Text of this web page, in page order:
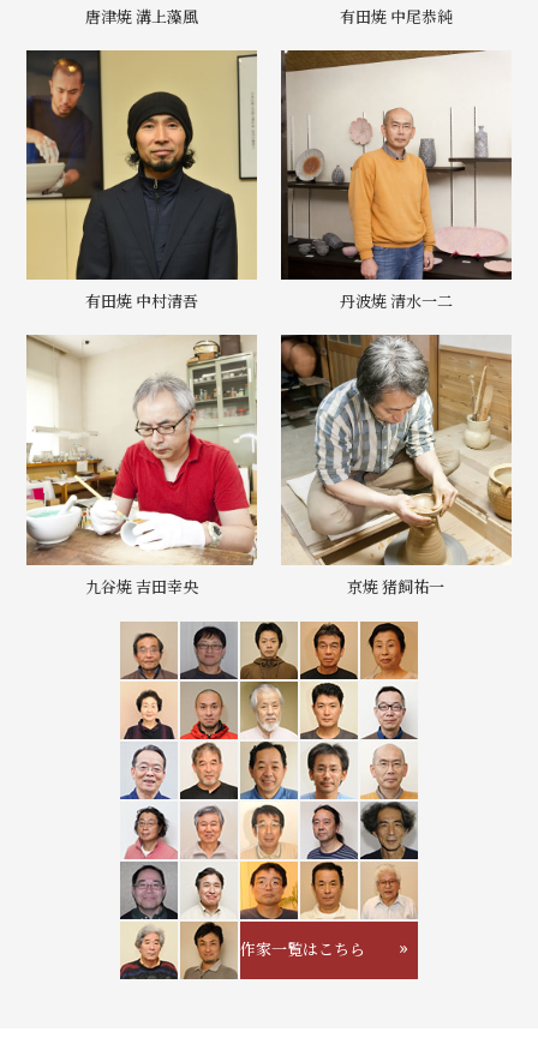
唐津焼 溝上藻風 有田焼 中尾恭純
有田焼 中村清吾 丹波焼 清水一二
九谷焼 吉田幸央 京焼 猪飼祐一
作家一覧はこちら